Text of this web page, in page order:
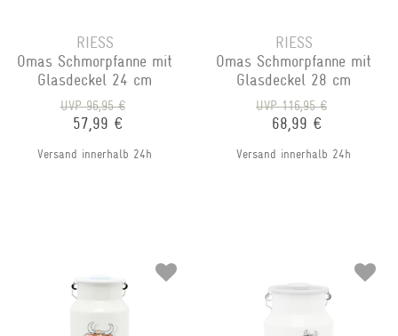
RIESS
Omas Schmorpfanne mit
Glasdeckel 24 cm
UVP 96,95 €
57,99 €
Versand innerhalb 24h
RIESS
Omas Schmorpfanne mit
Glasdeckel 28 cm
UVP 116,95 €
68,99 €
Versand innerhalb 24h